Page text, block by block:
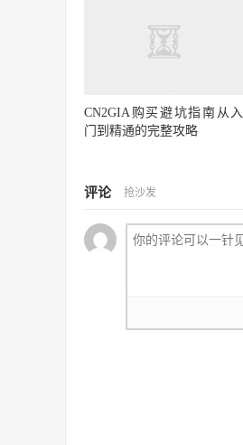
CN2GIA购买避坑指南从入
门到精通的完整攻略
评论 抢沙发